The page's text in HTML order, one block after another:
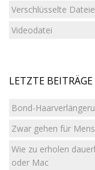
Verschlüsselte
Videodatei
LETZTE BEITRÄGE
Bond-
Zwar gehen für
Wie zu erholen
oder Mac